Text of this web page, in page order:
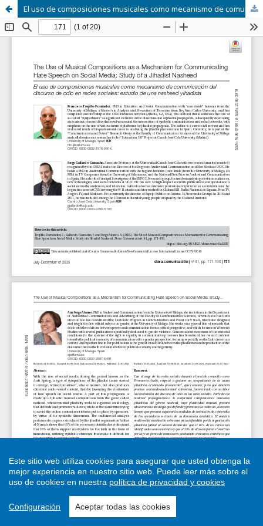
El uso de composiciones musicales como mecanismo de comunicación del discurso de odio en redes sociales: estudio de una nasheed yihadista
Este sitio web utiliza cookies para asegurar que usted obtenga la
mejor experiencia en nuestro sitio web. Puede leer más sobre el
uso de cookies en nuestra política de privacidad y cookies
Configuración Aceptar todas las cookies